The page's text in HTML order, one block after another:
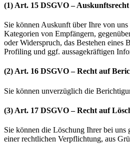
(1) Art. 15 DSGVO – Auskunftsrecht
Sie können Auskunft über Ihre von
Kategorien von Empfängern,
oder Widerspruch, das Bestehen eines
Profiling und ggf. aussagekräftigen
(2) Art. 16 DSGVO – Recht auf
Sie können unverzüglich die
(3) Art. 17 DSGVO – Recht auf
Sie können die Löschung Ihrer bei
einer rechtlichen Verpflichtung, aus